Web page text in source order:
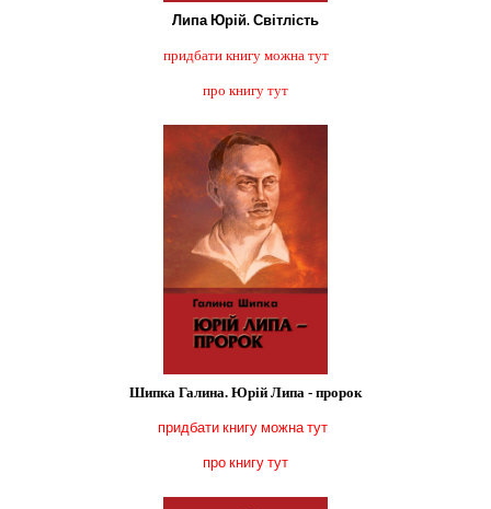
Липа Юрій. Світлість
придбати книгу можна тут
про книгу тут
Шипка Галина. Юрій Липа - пророк
придбати книгу можна тут
про книгу тут